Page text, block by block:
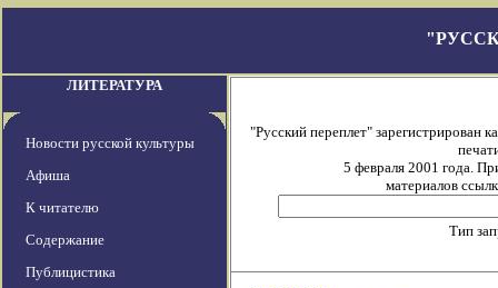
ЛИТЕРАТУРА
Новости русской культуры
Афиша
К читателю
Содержание
Публицистика
"Русский переплет" зарегистрирован
5 февраля 2001 года.
материалов
Тип